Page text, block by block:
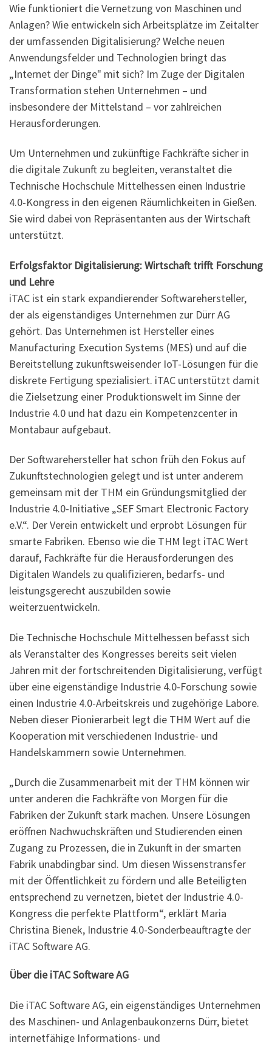
Wie funktioniert die Vernetzung von Maschinen und
Anlagen? Wie entwickeln sich Arbeitsplätze im Zeitalter
der umfassenden Digitalisierung? Welche neuen
Anwendungsfelder und Technologien bringt das
„Internet der Dinge" mit sich? Im Zuge der Digitalen
Transformation stehen Unternehmen – und
insbesondere der Mittelstand – vor zahlreichen
Herausforderungen.
Um Unternehmen und zukünftige Fachkräfte sicher in
die digitale Zukunft zu begleiten, veranstaltet die
Technische Hochschule Mittelhessen einen Industrie
4.0-Kongress in den eigenen Räumlichkeiten in Gießen.
Sie wird dabei von Repräsentanten aus der Wirtschaft
unterstützt.
Erfolgsfaktor Digitalisierung: Wirtschaft trifft Forschung
und Lehre
iTAC ist ein stark expandierender Softwarehersteller,
der als eigenständiges Unternehmen zur Dürr AG
gehört. Das Unternehmen ist Hersteller eines
Manufacturing Execution Systems (MES) und auf die
Bereitstellung zukunftsweisender IoT-Lösungen für die
diskrete Fertigung spezialisiert. iTAC unterstützt damit
die Zielsetzung einer Produktionswelt im Sinne der
Industrie 4.0 und hat dazu ein Kompetenzcenter in
Montabaur aufgebaut.
Der Softwarehersteller hat schon früh den Fokus auf
Zukunftstechnologien gelegt und ist unter anderem
gemeinsam mit der THM ein Gründungsmitglied der
Industrie 4.0-Initiative „SEF Smart Electronic Factory
e.V.“. Der Verein entwickelt und erprobt Lösungen für
smarte Fabriken. Ebenso wie die THM legt iTAC Wert
darauf, Fachkräfte für die Herausforderungen des
Digitalen Wandels zu qualifizieren, bedarfs- und
leistungsgerecht auszubilden sowie
weiterzuentwickeln.
Die Technische Hochschule Mittelhessen befasst sich
als Veranstalter des Kongresses bereits seit vielen
Jahren mit der fortschreitenden Digitalisierung, verfügt
über eine eigenständige Industrie 4.0-Forschung sowie
einen Industrie 4.0-Arbeitskreis und zugehörige Labore.
Neben dieser Pionierarbeit legt die THM Wert auf die
Kooperation mit verschiedenen Industrie- und
Handelskammern sowie Unternehmen.
„Durch die Zusammenarbeit mit der THM können wir
unter anderen die Fachkräfte von Morgen für die
Fabriken der Zukunft stark machen. Unsere Lösungen
eröffnen Nachwuchskräften und Studierenden einen
Zugang zu Prozessen, die in Zukunft in der smarten
Fabrik unabdingbar sind. Um diesen Wissenstransfer
mit der Öffentlichkeit zu fördern und alle Beteiligten
entsprechend zu vernetzen, bietet der Industrie 4.0-
Kongress die perfekte Plattform“, erklärt Maria
Christina Bienek, Industrie 4.0-Sonderbeauftragte der
iTAC Software AG.
Über die iTAC Software AG
Die iTAC Software AG, ein eigenständiges Unternehmen
des Maschinen- und Anlagenbaukonzerns Dürr, bietet
internetfähige Informations- und